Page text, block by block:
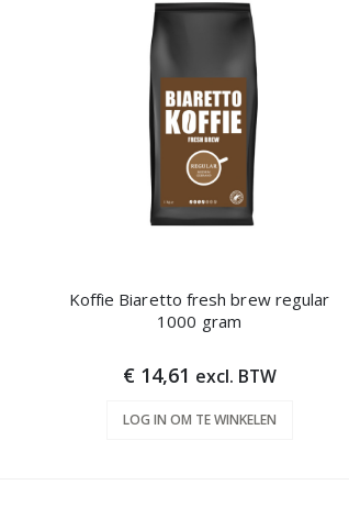
Koffie Biaretto fresh brew regular
1000 gram
€ 14,61 excl. BTW
LOG IN OM TE WINKELEN